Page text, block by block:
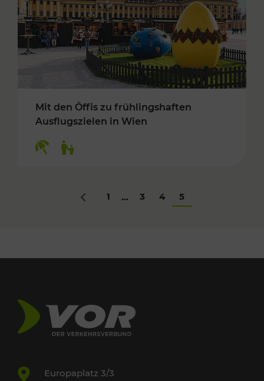
Mit den Öffis zu frühlingshaften
Ausflugszielen in Wien
Zurück
1 ... 3 4 5
Europaplatz 3/3